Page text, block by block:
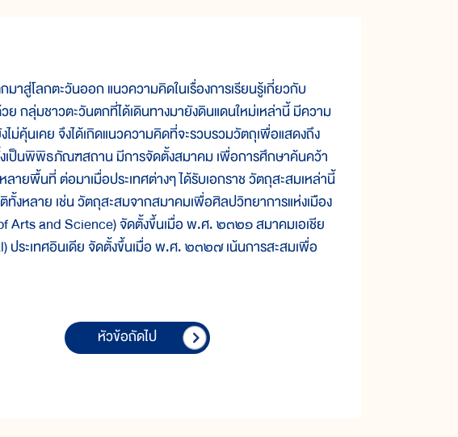
สู่โลกตะวันออก แนวความคิดในเรื่องการเรียนรู้เกี่ยวกับ
กลุ่มชาวตะวันตกที่ได้เดินทางมายังดินแดนใหม่เหล่านี้ มีความ
ม่คุ้นเคย จึงได้เกิดแนวความคิดที่จะรวบรวมวัตถุเพื่อแสดงถึง
งเป็นพิพิธภัณฑสถาน มีการจัดตั้งสมาคม เพื่อการศึกษาค้นคว้า
ยพื้นที่ ต่อมาเมื่อประเทศต่างๆ ได้รับเอกราช วัตถุสะสมเหล่านี้
ลาย เช่น วัตถุสะสมจากสมาคมเพื่อศิลปวิทยาการแห่งเมือง
Arts and Science) จัดตั้งขึ้นเมื่อ พ.ศ. ๒๓๒๑ สมาคมเอเชีย
ประเทศอินเดีย จัดตั้งขึ้นเมื่อ พ.ศ. ๒๓๒๗ เน้นการสะสมเพื่อ
หัวข้อถัดไป